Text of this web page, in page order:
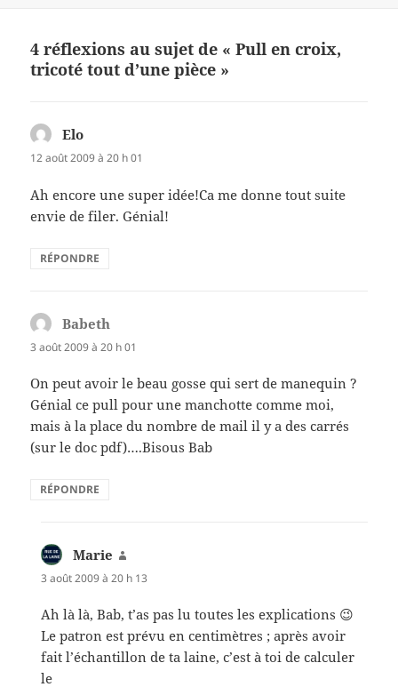
o
o
er
4 réflexions au sujet de « Pull en croix,
tricoté tout d’une pièce »
Elo
12 août 2009 à 20 h 01
Ah encore une super idée!Ca me donne tout suite
envie de filer. Génial!
RÉPONDRE
Babeth
3 août 2009 à 20 h 01
On peut avoir le beau gosse qui sert de manequin ?
Génial ce pull pour une manchotte comme moi,
mais à la place du nombre de mail il y a des carrés
(sur le doc pdf)….Bisous Bab
RÉPONDRE
Marie
3 août 2009 à 20 h 13
Ah là là, Bab, t’as pas lu toutes les explications 😉
Le patron est prévu en centimètres ; après avoir
fait l’échantillon de ta laine, c’est à toi de calculer
le